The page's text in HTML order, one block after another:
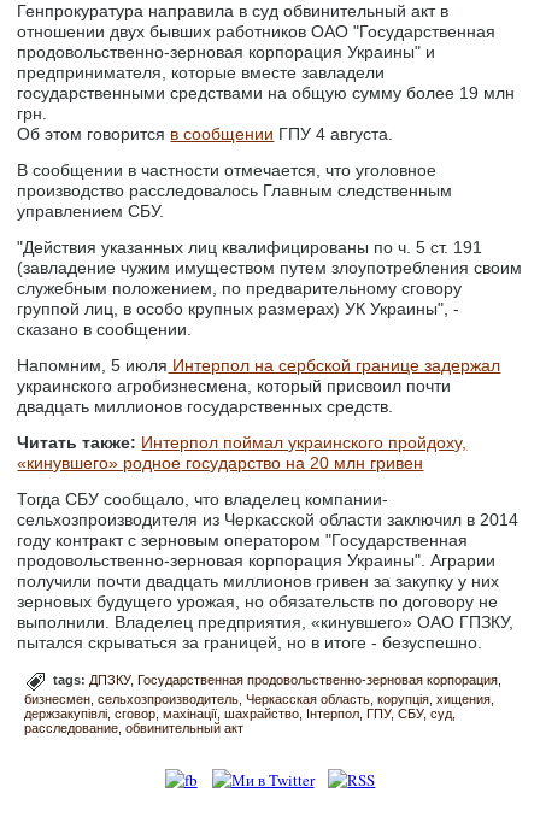
Генпрокуратура направила в суд обвинительный акт в
отношении двух бывших работников ОАО "Государственная
продовольственно-зерновая корпорация Украины" и
предпринимателя, которые вместе завладели
государственными средствами на общую сумму более 19 млн
грн.
Об этом говорится в сообщении ГПУ 4 августа.
В сообщении в частности отмечается, что уголовное
производство расследовалось Главным следственным
управлением СБУ.
"Действия указанных лиц квалифицированы по ч. 5 ст. 191
(завладение чужим имуществом путем злоупотребления своим
служебным положением, по предварительному сговору
группой лиц, в особо крупных размерах) УК Украины", -
сказано в сообщении.
Напомним, 5 июля Интерпол на сербской границе задержал
украинского агробизнесмена, который присвоил почти
двадцать миллионов государственных средств.
Читать также: Интерпол поймал украинского пройдоху,
«кинувшего» родное государство на 20 млн гривен
Тогда СБУ сообщало, что владелец компании-
сельхозпроизводителя из Черкасской области заключил в 2014
году контракт с зерновым оператором "Государственная
продовольственно-зерновая корпорация Украины". Аграрии
получили почти двадцать миллионов гривен за закупку у них
зерновых будущего урожая, но обязательств по договору не
выполнили. Владелец предприятия, «кинувшего» ОАО ГПЗКУ,
пытался скрываться за границей, но в итоге - безуспешно.
tags: ДПЗКУ Государственная продовольственно-зерновая корпорация
бизнесмен сельхозпроизводитель Черкасская область корупція хищения
держзакупівлі сговор махінації шахрайство Інтерпол ГПУ СБУ суд
расследование обвинительный акт